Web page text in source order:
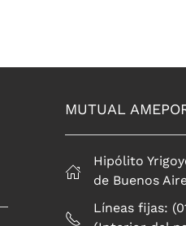
MUTUAL
Hipólito
de Buenos
Líneas fijas: